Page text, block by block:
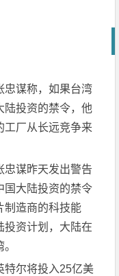
忠谋称，如果台湾
陆投资的禁令，他
工厂从长远竞争来
忠谋昨天发出警告
国大陆投资的禁令
制造商的科技能
投资计划，大陆在
特尔将投入25亿美